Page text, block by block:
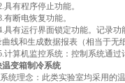
具有程序停止功能。
有断电恢复功能。
具有运行界面锁定功能。记录
曲线和生成数据报表（相当于无
计算机监控系统：控制系统通
温变箱制冷系统
统理念：此类实验室均采用的